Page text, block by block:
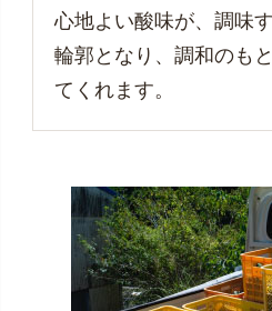
心地よい酸味が、調味
輪郭となり、調和のも
てくれます。